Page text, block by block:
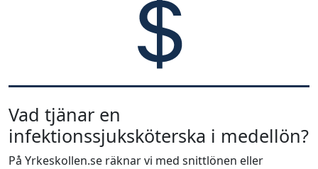
Vad tjänar en
infektionssjuksköterska i medellön?
På Yrkeskollen.se räknar vi med snittlönen eller